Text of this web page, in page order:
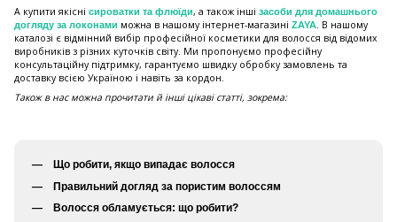
А купити якісні сироватки та флюїди, а також інші засоби для домашнього
догляду за локонами можна в нашому інтернет-магазині ZAYA. В нашому
каталозі є відмінний вибір професійної косметики для волосся від відомих
виробників з різних куточків світу. Ми пропонуємо професійну
консультаційну підтримку, гарантуємо швидку обробку замовлень та
доставку всією Україною і навіть за кордон.
Також в нас можна прочитати й інші цікаві статті, зокрема:
Що робити, якщо випадає волосся
Правильний догляд за пористим волоссям
Волосся обламується: що робити?